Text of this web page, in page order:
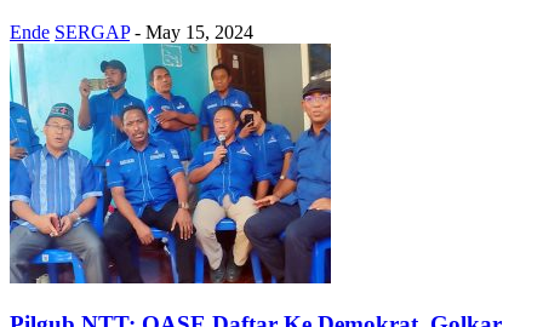
Ende SERGAP - May 15, 2024